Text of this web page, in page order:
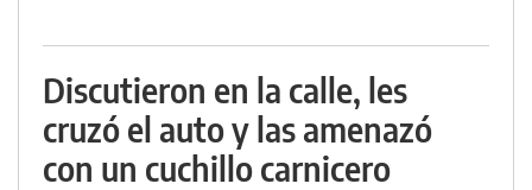
Discutieron en la calle, les
cruzó el auto y las amenazó
con un cuchillo carnicero